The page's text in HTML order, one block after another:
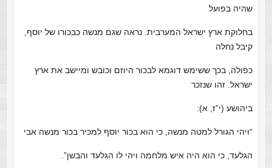
שהיה בפועל
בחלוקת ארץ ישראל המערבית. נראה שגם מנשה כבכורו של יוסף,
קיבל נחלה
כפולה, בכך ששימש דוגמא לבכור היוזם וכובש ומיישב את ארץ
ישראל. זהו שנזכר
ביהושע (י”ז, א):
“ויהי הגורל למטה מנשה, כי הוא בכור יוסף למכיר בכור מנשה אבי
הגלעד, כי הוא היה איש מלחמה ויהי לו הגלעד והבשן”.